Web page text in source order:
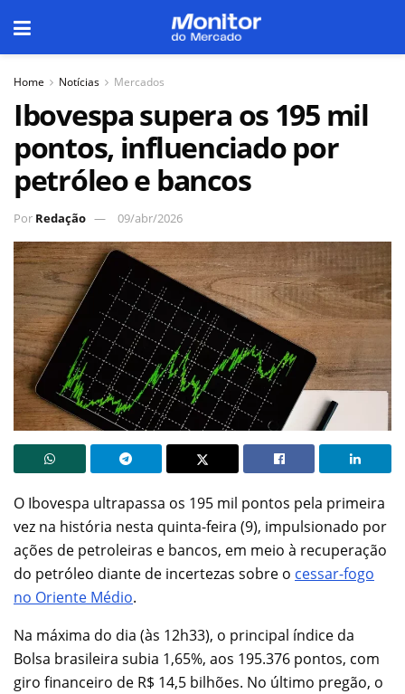
Home Notícias Mercados
Ibovespa supera os 195 mil
pontos, influenciado por
petróleo e bancos
Por Redação 09/abr/2026
O Ibovespa ultrapassa os 195 mil pontos pela primeira
vez na história nesta quinta-feira (9), impulsionado por
ações de petroleiras e bancos, em meio à recuperação
do petróleo diante de incertezas sobre o cessar-fogo
no Oriente Médio.
Na máxima do dia (às 12h33), o principal índice da
Bolsa brasileira subia 1,65%, aos 195.376 pontos, com
giro financeiro de R$ 14,5 bilhões. No último pregão, o